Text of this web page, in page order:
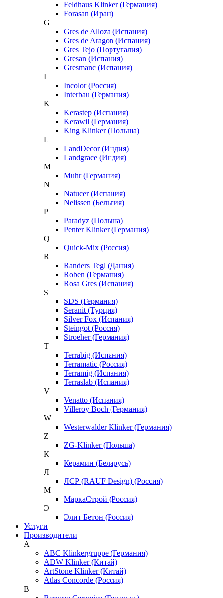
Feldhaus Klinker (Германия)
Forasan (Иран)
G
Gres de Alloza (Испания)
Gres de Aragon (Испания)
Gres Tejo (Португалия)
Gresan (Испания)
Gresmanc (Испания)
I
Incolor (Россия)
Interbau (Германия)
K
Kerastep (Испания)
Kerawil (Германия)
King Klinker (Польша)
L
LandDecor (Индия)
Landgrace (Индия)
M
Muhr (Германия)
N
Natucer (Испания)
Nelissen (Бельгия)
P
Paradyz (Польша)
Penter Klinker (Германия)
Q
Quick-Mix (Россия)
R
Randers Tegl (Дания)
Roben (Германия)
Rosa Gres (Испания)
S
SDS (Германия)
Seranit (Турция)
Silver Fox (Испания)
Steingot (Россия)
Stroeher (Германия)
T
Terrabig (Испания)
Terramatic (Россия)
Terramig (Испания)
Terraslab (Испания)
V
Venatto (Испания)
Villeroy Boch (Германия)
W
Westerwalder Klinker (Германия)
Z
ZG-Klinker (Польша)
К
Керамин (Беларусь)
Л
ЛСР (RAUF Design) (Россия)
М
МаркаСтрой (Россия)
Э
Элит Бетон (Россия)
Услуги
Производители
A
ABC Klinkergruppe (Германия)
ADW Klinker (Китай)
ArtStone Klinker (Китай)
Atlas Concorde (Россия)
B